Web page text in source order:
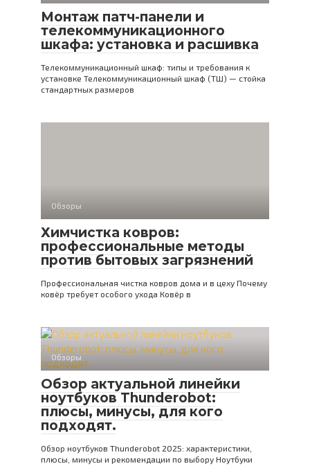
Монтаж патч-панели и
телекоммуникационного
шкафа: установка и расшивка
Телекоммуникационный шкаф: типы и требования к
установке Телекоммуникационный шкаф (ТШ) — стойка
стандартных размеров
Обзоры
Химчистка ковров:
профессиональные методы
против бытовых загрязнений
Профессиональная чистка ковров дома и в цеху Почему
ковёр требует особого ухода Ковёр в
Обзоры
Обзор актуальной линейки
ноутбуков Thunderobot:
плюсы, минусы, для кого
подходят.
Обзор ноутбуков Thunderobot 2025: характеристики,
плюсы, минусы и рекомендации по выбору Ноутбуки